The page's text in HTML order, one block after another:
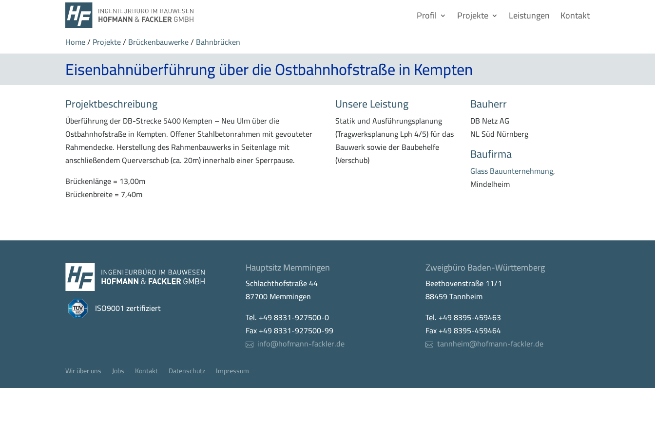
Profil Projekte Leistungen Kontakt
Home/ Projekte/ Brückenbauwerke/ Bahnbrücken
Eisenbahnüberführung über die Ostbahnhofstraße in Kempten
Projektbeschreibung
Überführung der DB-Strecke 5400 Kempten – Neu Ulm über die
Ostbahnhofstraße in Kempten. Offener Stahlbetonrahmen mit gevouteter
Rahmendecke. Herstellung des Rahmenbauwerks in Seitenlage mit
anschließendem Querverschub (ca. 20m) innerhalb einer Sperrpause.
Brückenlänge = 13,00m
Brückenbreite = 7,40m
Unsere Leistung
Statik und Ausführungsplanung
(Tragwerksplanung Lph 4/5) für das
Bauwerk sowie der Baubehelfe
(Verschub)
Bauherr
DB Netz AG
NL Süd Nürnberg
Baufirma
Glass Bauunternehmung,
Mindelheim
ISO9001 zertifiziert
Hauptsitz Memmingen
Schlachthofstraße 44
87700 Memmingen
Tel. +49 8331-927500-0
Fax +49 8331-927500-99
info@hofmann-fackler.de
Zweigbüro Baden-Württemberg
Beethovenstraße 11/1
88459 Tannheim
Tel. +49 8395-459463
Fax +49 8395-459464
tannheim@hofmann-fackler.de
Wir über uns Jobs Kontakt Datenschutz Impressum